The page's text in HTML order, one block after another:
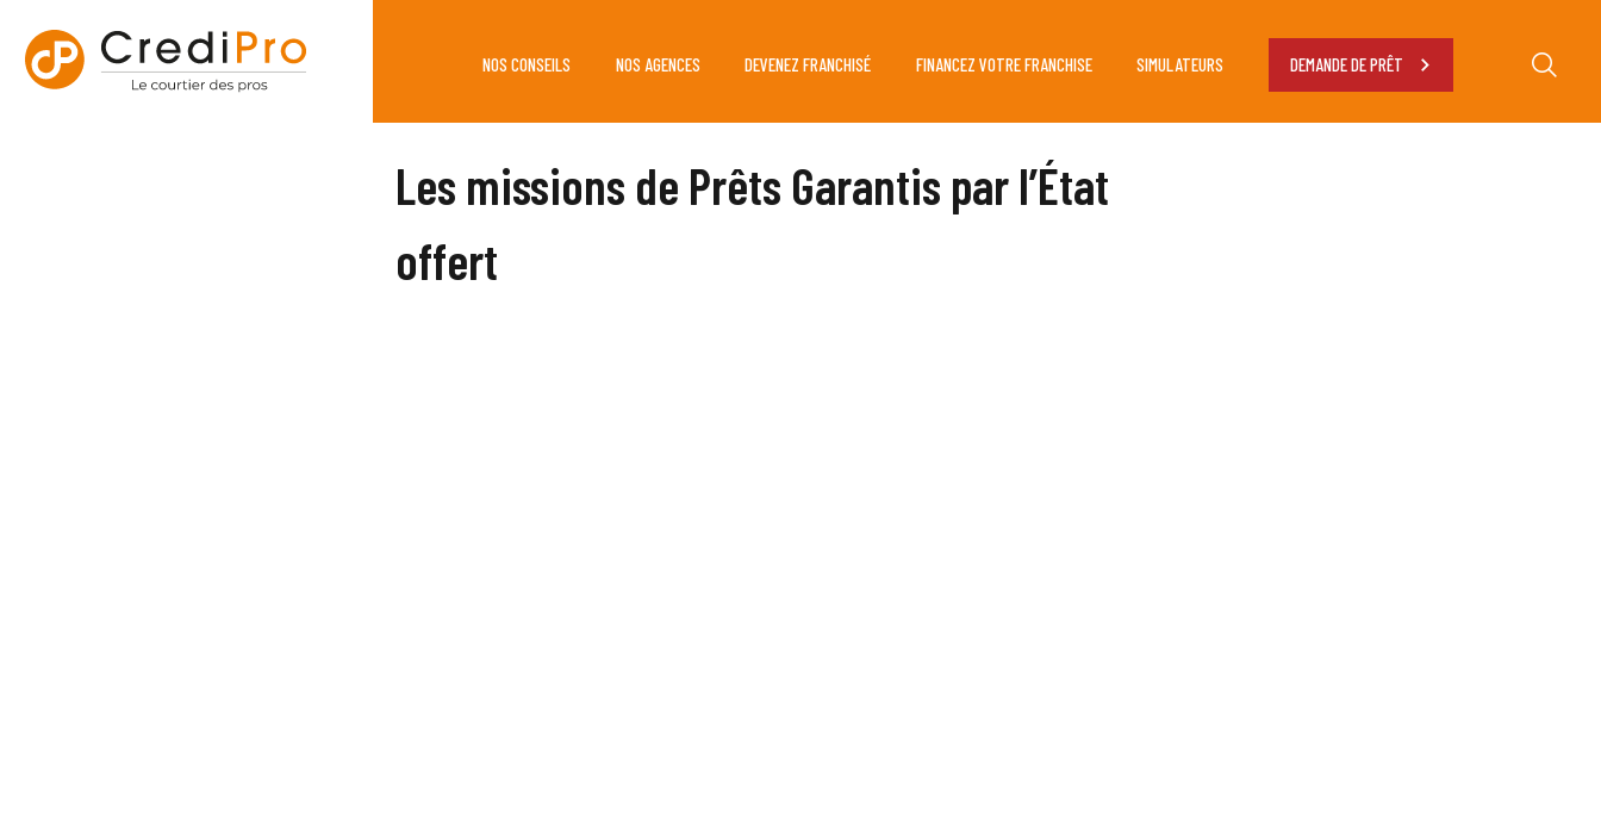
NOS CONSEILS NOS AGENCES DEVENEZ FRANCHISÉ FINANCEZ VOTRE FRANCHISE SIMULATEURS DEMANDE DE PRÊT
Les missions de Prêts Garantis par l’État
offert